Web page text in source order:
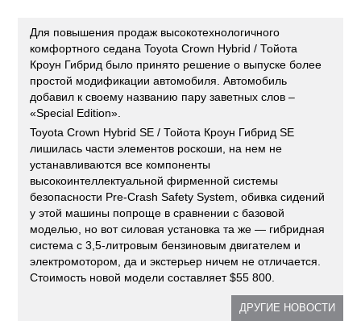
Для повышения продаж высокотехнологичного
комфортного седана Toyota Crown Hybrid / Тойота
Кроун Гибрид было принято решение о выпуске более
простой модификации автомобиля. Автомобиль
добавил к своему названию пару заветных слов –
«Special Edition».
Toyota Crown Hybrid SE / Тойота Кроун Гибрид SE
лишилась части элементов роскоши, на нем не
устанавливаются все компоненты
высокоинтеллектуальной фирменной системы
безопасности Pre-Crash Safety System, обивка сидений
у этой машины попроще в сравнении с базовой
моделью, но вот силовая установка та же — гибридная
система с 3,5-литровым бензиновым двигателем и
электромотором, да и экстерьер ничем не отличается.
Стоимость новой модели составляет $55 800.
ДРУГИЕ НОВОСТИ